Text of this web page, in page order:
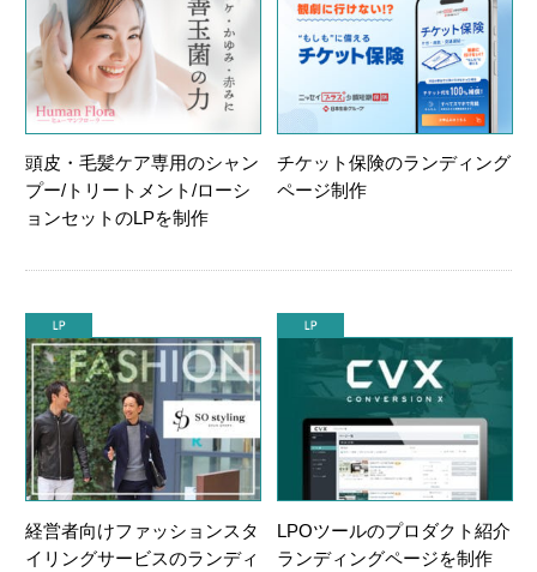
頭皮・毛髪ケア専用のシャン
プー/トリートメント/ローシ
ョンセットのLPを制作
チケット保険のランディング
ページ制作
経営者向けファッションスタ
イリングサービスのランディ
LPOツールのプロダクト紹介
ランディングページを制作